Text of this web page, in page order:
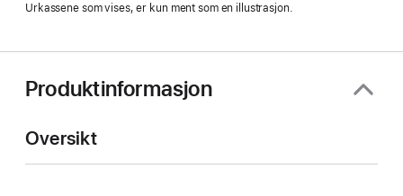
Urkassene som vises, er kun ment som en illustrasjon.
Produktinformasjon
Oversikt